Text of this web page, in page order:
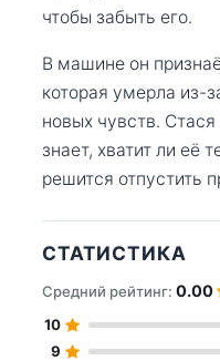
чтобы забыть его.
В машине он
которая умерла из-
новых чувств.
знает, хватит ли её
решится отпустить
СТАТИСТИКА
Средний рейтинг: 0.00
10
9